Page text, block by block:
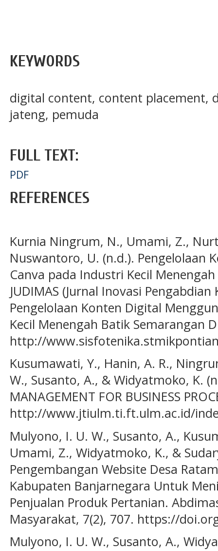
KEYWORDS
digital content, content placement,
jateng, pemuda
FULL TEXT:
PDF
REFERENCES
Kurnia Ningrum, N., Umami, Z.,
Nuswantoro, U. (n.d.). Pengelolaan
Canva pada Industri Kecil
JUDIMAS (Jurnal Inovasi
Pengelolaan Konten Digital
Kecil Menengah Batik Semarangan
http://
Kusumawati, Y., Hanin, A. R.,
W., Susanto, A., & Widyatmoko, K.
MANAGEMENT FOR BUSINESS
http://www.jtiulm.ti.ft.ulm.ac.id/
Mulyono, I. U. W., Susanto, A.,
Umami, Z., Widyatmoko, K., &
Pengembangan Website Desa
Kabupaten Banjarnegara Untuk
Penjualan Produk Pertanian.
Masyarakat, 7(2), 707. https://
Mulyono, I. U. W., Susanto, A.,